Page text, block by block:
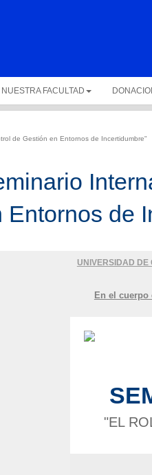
NUESTRA FACULTAD
de Gestión en Entornos de Incertidumbre"
Entornos de
UNIVERSIDAD DE
En el
"EL